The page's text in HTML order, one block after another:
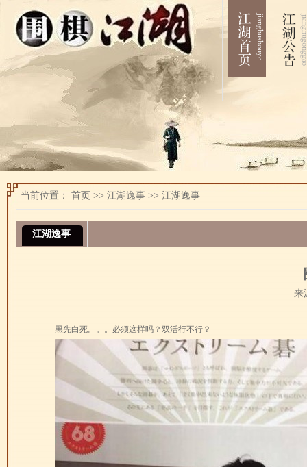
当前位置： 首页 >> 江湖逸事>> 江湖逸事
江湖逸事
来
黑先白死。。。必须这样吗？双活行不行？